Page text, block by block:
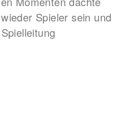
Spieler sein und